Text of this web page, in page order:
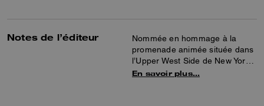
Notes de l’éditeur
Nommée en hommage à la
promenade animée située dans
l’Upper West Side de New York,
notre basket High Line allie style
En savoir plus…